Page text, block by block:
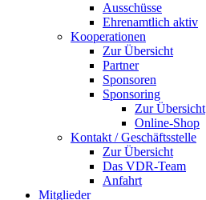
Ausschüsse
Ehrenamtlich aktiv
Kooperationen
Zur Übersicht
Partner
Sponsoren
Sponsoring
Zur Übersicht
Online-Shop
Kontakt / Geschäftsstelle
Zur Übersicht
Das VDR-Team
Anfahrt
Mitglieder